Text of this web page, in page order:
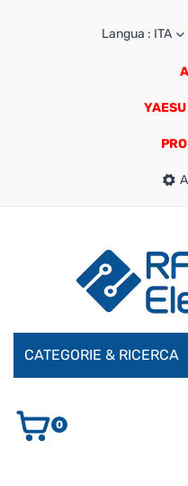
Langua : ITA
CATEGORIE & RICERCA
AUDIO E VIDEO
0